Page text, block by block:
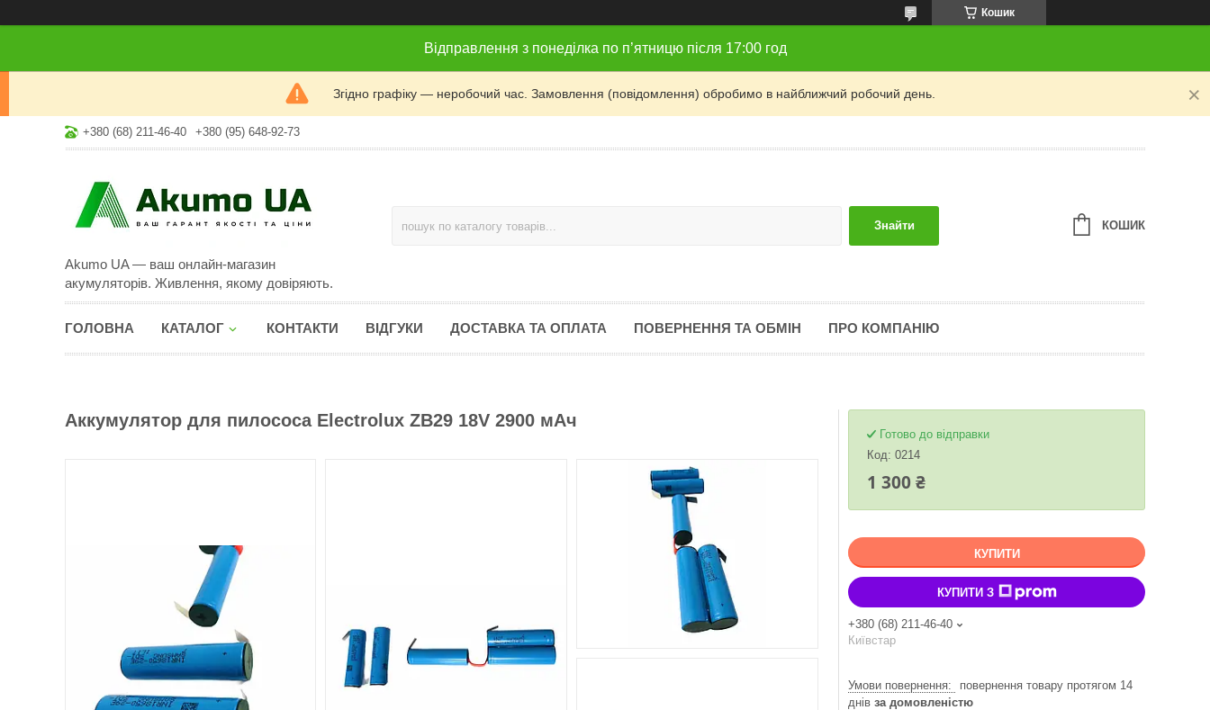
Кошик
Відправлення з понеділка по п’ятницю після 17:00 год
Згідно графіку — неробочий час. Замовлення (повідомлення) обробимо в найближчий робочий день.
+380 (68) 211-46-40 +380 (95) 648-92-73
Akumo UA — ваш онлайн-магазин
акумуляторів. Живлення, якому довіряють.
Знайти КОШИК
ГОЛОВНА КАТАЛОГ КОНТАКТИ ВІДГУКИ ДОСТАВКА ТА ОПЛАТА ПОВЕРНЕННЯ ТА ОБМІН ПРО КОМПАНІЮ
Аккумулятор для пилососа Electrolux ZB29 18V 2900 мАч
Готово до відправки
Код: 0214
1 300 ₴
КУПИТИ
КУПИТИ З
+380 (68) 211-46-40
Київстар
повернення товару протягом 14
днів за домовленістю